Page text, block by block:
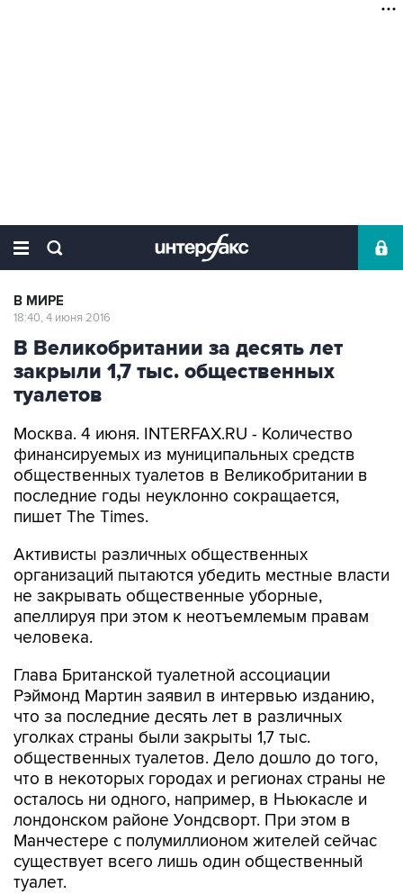
В МИРЕ
18:40, 4 июня 2016
В Великобритании за десять лет
закрыли 1,7 тыс. общественных
туалетов
Москва. 4 июня. INTERFAX.RU - Количество
финансируемых из муниципальных средств
общественных туалетов в Великобритании в
последние годы неуклонно сокращается,
пишет The Times.
Активисты различных общественных
организаций пытаются убедить местные власти
не закрывать общественные уборные,
апеллируя при этом к неотъемлемым правам
человека.
Глава Британской туалетной ассоциации
Рэймонд Мартин заявил в интервью изданию,
что за последние десять лет в различных
уголках страны были закрыты 1,7 тыс.
общественных туалетов. Дело дошло до того,
что в некоторых городах и регионах страны не
осталось ни одного, например, в Ньюкасле и
лондонском районе Уондсворт. При этом в
Манчестере с полумиллионом жителей сейчас
существует всего лишь один общественный
туалет.